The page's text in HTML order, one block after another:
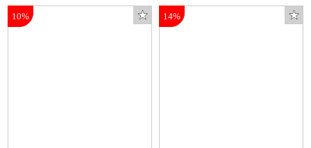
14%
10%